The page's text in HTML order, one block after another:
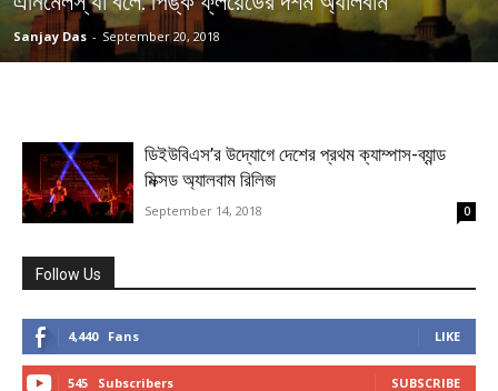
Sanjay Das - September 20, 2018
ডিইউবিএস’র উদ্যোগে দেশের প্রথম ক্যাম্পাস-ব্যান্ড
মিক্সড অ্যালবাম রিলিজ
September 14, 2018 0
Follow Us
4,440 Fans LIKE
545 Subscribers SUBSCRIBE